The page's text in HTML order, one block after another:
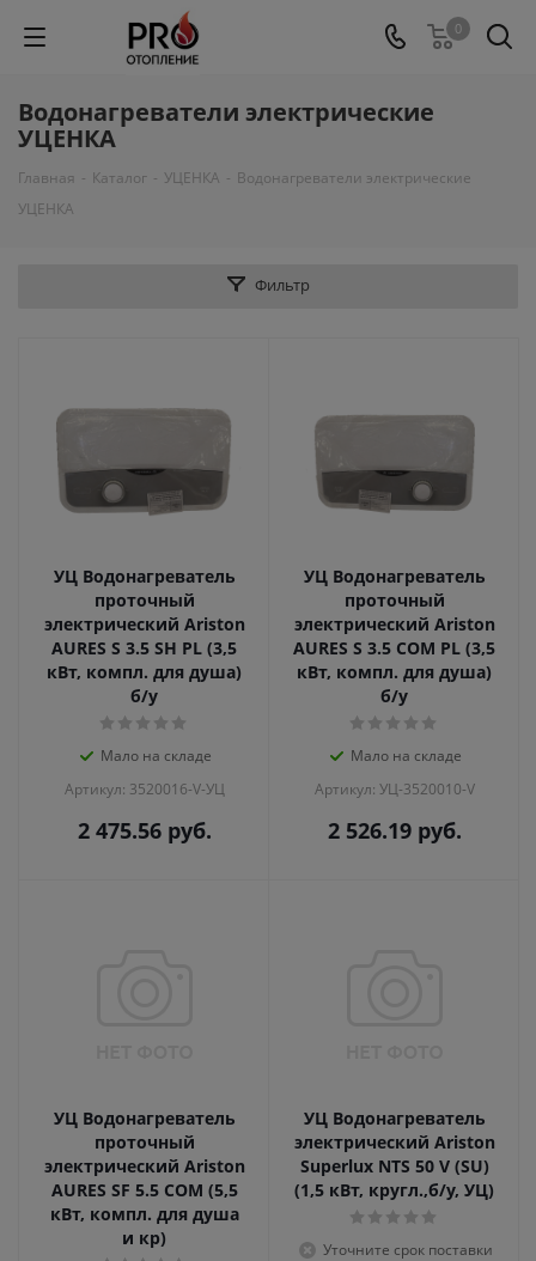
0
Водонагреватели электрические
УЦЕНКА
Главная - Каталог - УЦЕНКА - Водонагреватели электрические
УЦЕНКА
Фильтр
УЦ Водонагреватель
проточный
электрический Ariston
AURES S 3.5 SH PL (3,5
кВт, компл. для душа)
б/у
Мало на складе
Артикул: 3520016-V-УЦ
2 475.56руб.
УЦ Водонагреватель
проточный
электрический Ariston
AURES S 3.5 COM PL (3,5
кВт, компл. для душа)
б/у
Мало на складе
Артикул: УЦ-3520010-V
2 526.19руб.
УЦ Водонагреватель
проточный
электрический Ariston
AURES SF 5.5 COM (5,5
кВт, компл. для душа
и кр)
УЦ Водонагреватель
электрический Ariston
Superlux NTS 50 V (SU)
(1,5 кВт, кругл.,б/у, УЦ)
Уточните срок поставки